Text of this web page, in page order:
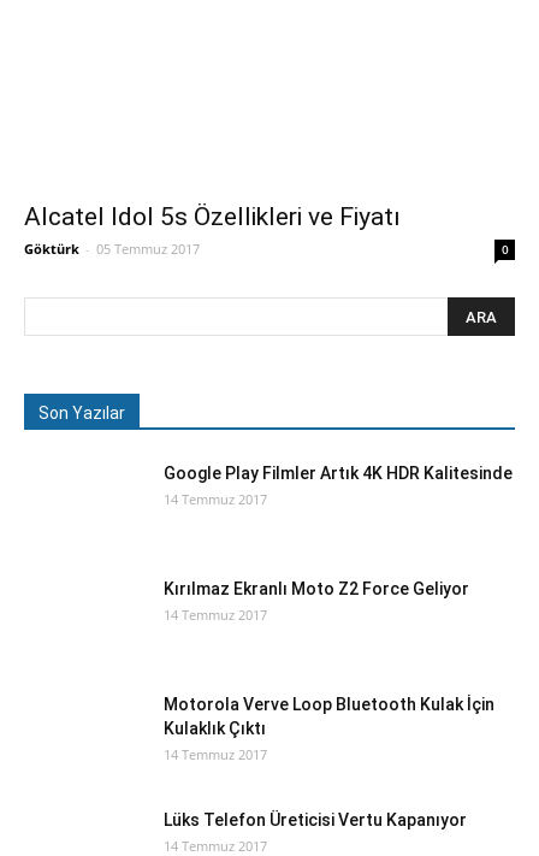
Alcatel Idol 5s Özellikleri ve Fiyatı
Göktürk - 05 Temmuz 2017 0
Son Yazılar
Google Play Filmler Artık 4K HDR Kalitesinde
14 Temmuz 2017
Kırılmaz Ekranlı Moto Z2 Force Geliyor
14 Temmuz 2017
Motorola Verve Loop Bluetooth Kulak İçin
Kulaklık Çıktı
14 Temmuz 2017
Lüks Telefon Üreticisi Vertu Kapanıyor
14 Temmuz 2017